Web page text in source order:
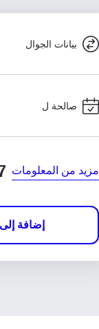
بيانات الجوال
صالحة ل
مزيد من المعلومات
إضافة